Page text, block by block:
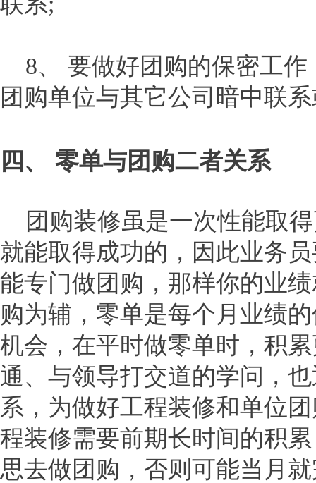
8、 要做好团购的保密工作
团购单位与其它公司暗中联
四、 零单与团购二者关系
团购装修虽是一次性能取
就能取得成功的，因此业务
能专门做团购，那样你的业
购为辅，零单是每个月业绩
机会，在平时做零单时，积
通、与领导打交道的学问，
系，为做好工程装修和单位
程装修需要前期长时间的积
思去做团购，否则可能当月